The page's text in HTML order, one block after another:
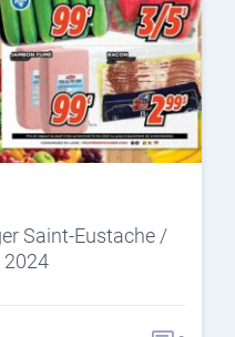
Saint-Eustache /
2024